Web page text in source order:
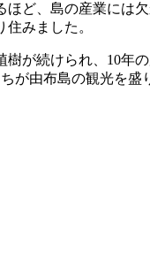
ど、島の産業には
みました。
が続けられ、10
が由布島の観光を盛